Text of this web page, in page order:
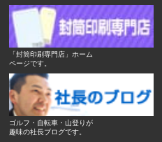
「封筒印刷専門店」ホーム
ページです。
ゴルフ・自転車・山登りが
趣味の社長ブログです。